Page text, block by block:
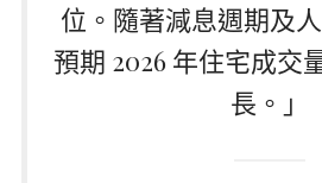
位。隨著減息週期及
預期 2026 年住宅成交
長。」